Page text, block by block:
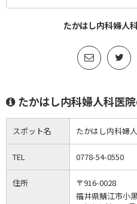
たかはし内科婦人
たかはし内科婦人科医
スポット名 たかはし内科婦
TEL 0778-54-0550
住所
〒916-0028
福井県鯖江市小